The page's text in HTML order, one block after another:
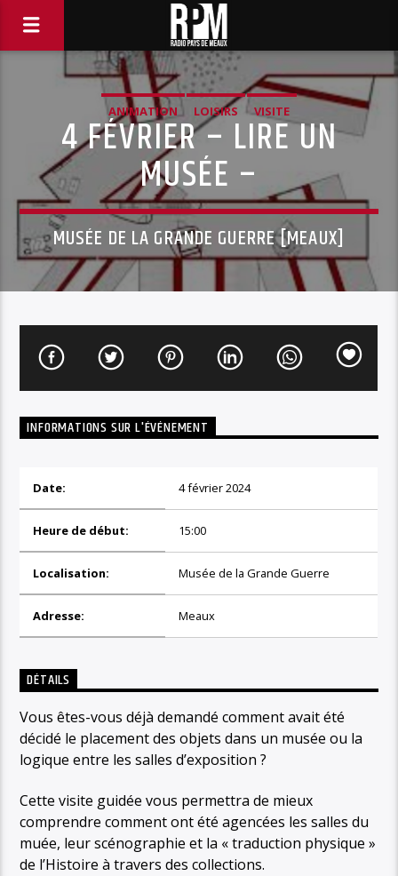
ANIMATION LOISIRS VISITE
4 FÉVRIER – LIRE UN
MUSÉE –
MUSÉE DE LA GRANDE GUERRE [MEAUX]
INFORMATIONS SUR L'ÉVÉNEMENT
Date: 4 février 2024
Heure de début: 15:00
Localisation: Musée de la Grande Guerre
Adresse: Meaux
DÉTAILS
Vous êtes-vous déjà demandé comment avait été
décidé le placement des objets dans un musée ou la
logique entre les salles d’exposition ?
Cette visite guidée vous permettra de mieux
comprendre comment ont été agencées les salles du
muée, leur scénographie et la « traduction physique »
de l’Histoire à travers des collections.